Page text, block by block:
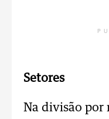
Setores
Na divisão por